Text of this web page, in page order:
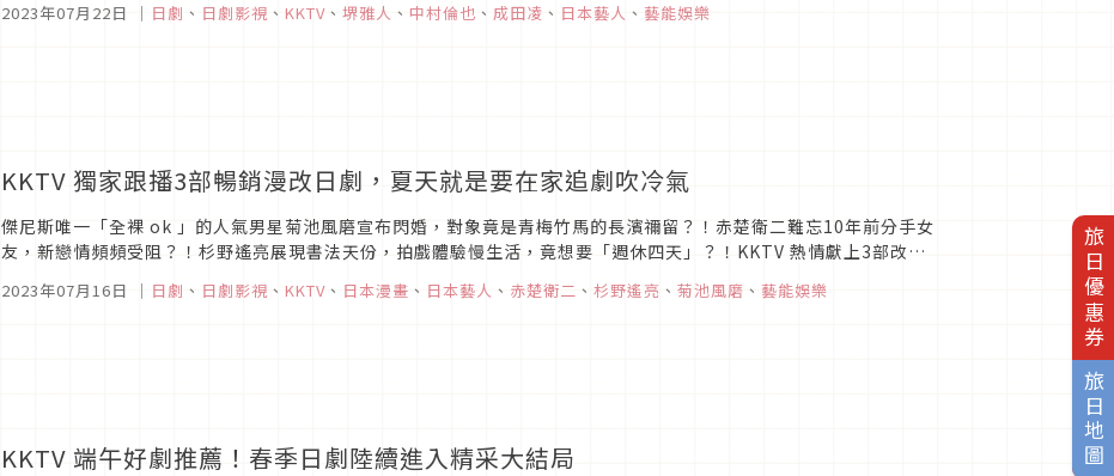
旅日優惠券
旅日地圖
2023年07月22日 ｜ 日劇 、 日劇影視 、 KKTV 、 堺雅人 、 中村倫也 、 成田凌 、 日本藝人 、 藝能娛樂
KKTV 獨家跟播3部暢銷漫改日劇，夏天就是要在家追劇吹冷氣
傑尼斯唯一「全裸 ok 」的人氣男星菊池風磨宣布閃婚，對象竟是青梅竹馬的長濱禰留？！赤楚衛二難忘10年前分手女
友，新戀情頻頻受阻？！杉野遙亮展現書法天份，拍戲體驗慢生活，竟想要「週休四天」？！KKTV 熱情獻上3部改編
2023年07月16日 ｜ 日劇 、 日劇影視 、 KKTV 、 日本漫畫 、 日本藝人 、 赤楚衛二 、 杉野遙亮 、 菊池風磨 、 藝能娛樂
KKTV 端午好劇推薦！春季日劇陸續進入精采大結局